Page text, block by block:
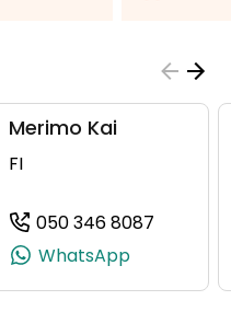
0504665634,
Merimo Kai
FI
050 346 8087
WhatsApp